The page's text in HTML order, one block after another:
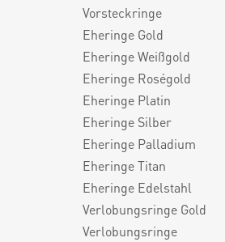
Vorsteckringe
Eheringe Gold
Eheringe Weißgold
Eheringe Roségold
Eheringe Platin
Eheringe Silber
Eheringe Palladium
Eheringe Titan
Eheringe Edelstahl
Verlobungsringe Gold
Verlobungsringe